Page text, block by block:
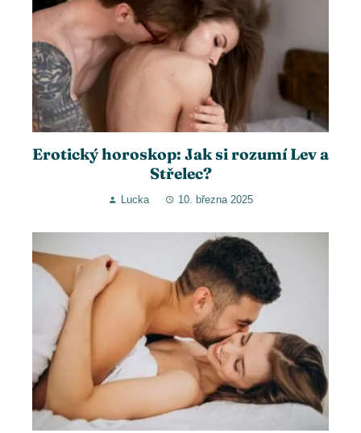
Erotický horoskop: Jak si rozumí Lev a
Střelec?
Lucka 10. března 2025